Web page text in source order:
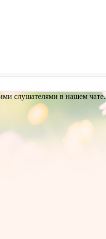
слушателями в нашем чате.